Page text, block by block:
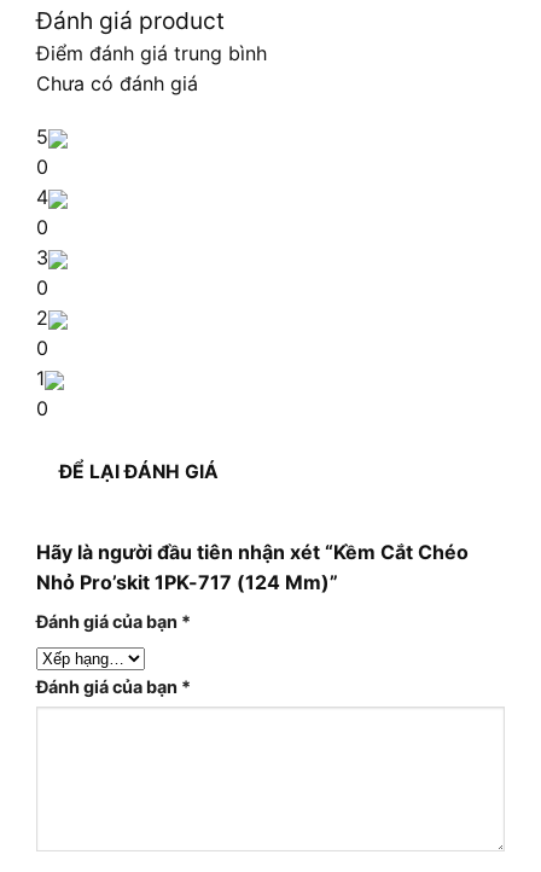
Đánh giá product
Điểm đánh giá trung bình
Chưa có đánh giá
5
0
4
0
3
0
2
0
1
0
ĐỂ LẠI ĐÁNH GIÁ
Hãy là người đầu tiên nhận xét “Kềm Cắt Chéo
Nhỏ Pro’skit 1PK-717 (124 Mm)”
Đánh giá của bạn *
Đánh giá của bạn *